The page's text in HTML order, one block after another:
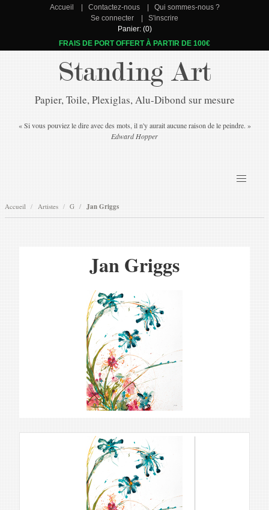
Accueil Contactez-nous
Qui sommes-nous ?
Se connecter
S'inscrire
Panier: (0)
FRAIS DE PORT OFFERT À PARTIR DE 100€
Standing Art
Papier, Toile, Plexiglas, Alu-Dibond sur mesure
« Si vous pouviez le dire avec des mots, il n'y aurait aucune raison de le peindre. »
Edward Hopper
Accueil Artistes G Jan Griggs
Jan Griggs